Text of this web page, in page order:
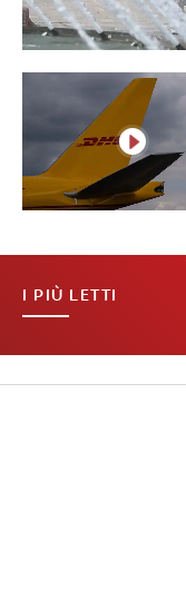
I PIÙ LETTI